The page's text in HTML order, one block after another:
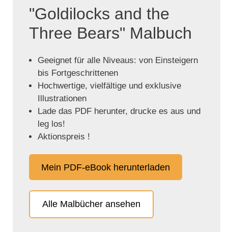
"Goldilocks and the
Three Bears" Malbuch
Geeignet für alle Niveaus: von Einsteigern
bis Fortgeschrittenen
Hochwertige, vielfältige und exklusive
Illustrationen
Lade das PDF herunter, drucke es aus und
leg los!
Aktionspreis !
Mein PDF-eBook herunterladen
Alle Malbücher ansehen